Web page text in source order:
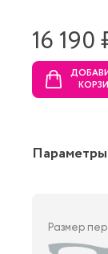
16 190
Размер